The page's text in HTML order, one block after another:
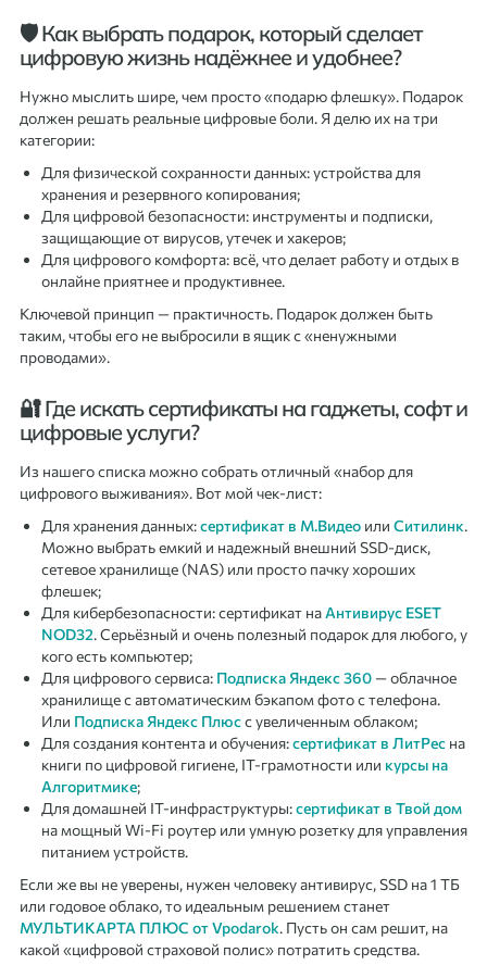
🛡️ Как выбрать подарок, который сделает
цифровую жизнь надёжнее и удобнее?
Нужно мыслить шире, чем просто «подарю флешку». Подарок
должен решать реальные цифровые боли. Я делю их на три
категории:
Для физической сохранности данных: устройства для
хранения и резервного копирования;
Для цифровой безопасности: инструменты и подписки,
защищающие от вирусов, утечек и хакеров;
Для цифрового комфорта: всё, что делает работу и отдых в
онлайне приятнее и продуктивнее.
Ключевой принцип — практичность. Подарок должен быть
таким, чтобы его не выбросили в ящик с «ненужными
проводами».
🔐 Где искать сертификаты на гаджеты, софт и
цифровые услуги?
Из нашего списка можно собрать отличный «набор для
цифрового выживания». Вот мой чек-лист:
Для хранения данных:сертификат в М.Видео или Ситилинк.
Можно выбрать емкий и надежный внешний SSD-диск,
сетевое хранилище (NAS) или просто пачку хороших
флешек;
Для кибербезопасности: сертификат наАнтивирус ESET
NOD32. Серьёзный и очень полезный подарок для любого, у
кого есть компьютер;
Для цифрового сервиса: Подписка Яндекс 360 — облачное
хранилище с автоматическим бэкапом фото с телефона.
Или Подписка Яндекс Плюсс увеличенным облаком;
Для создания контента и обучения:сертификат в ЛитРес на
книги по цифровой гигиене, IT-грамотности или курсы на
Алгоритмике;
Для домашней IT-инфраструктуры:сертификат в Твой дом
на мощный Wi-Fi роутер или умную розетку для управления
питанием устройств.
Если же вы не уверены, нужен человеку антивирус, SSD на 1 ТБ
или годовое облако, то идеальным решением станет
МУЛЬТИКАРТА ПЛЮС от Vpodarok. Пусть он сам решит, на
какой «цифровой страховой полис» потратить средства.